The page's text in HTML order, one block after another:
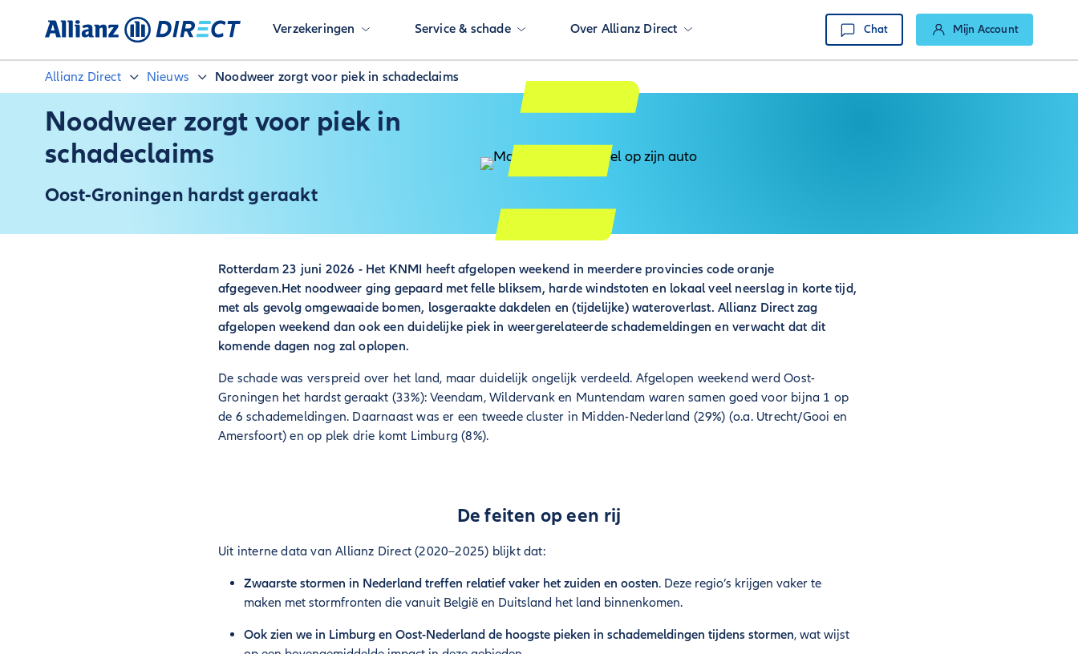
Verzekeringen Service & schade Over Allianz Direct Chat Mijn Account
Allianz Direct Nieuws Noodweer zorgt voor piek in schadeclaims
Noodweer zorgt voor piek in
schadeclaims
Oost-Groningen hardst geraakt
Rotterdam 23 juni 2026 - Het KNMI heeft afgelopen weekend in meerdere provincies code oranje
afgegeven.Het noodweer ging gepaard met felle bliksem, harde windstoten en lokaal veel neerslag in korte tijd,
met als gevolg omgewaaide bomen, losgeraakte dakdelen en (tijdelijke) wateroverlast. Allianz Direct zag
afgelopen weekend dan ook een duidelijke piek in weergerelateerde schademeldingen en verwacht dat dit
komende dagen nog zal oplopen.
De schade was verspreid over het land, maar duidelijk ongelijk verdeeld. Afgelopen weekend werd Oost-
Groningen het hardst geraakt (33%): Veendam, Wildervank en Muntendam waren samen goed voor bijna 1 op
de 6 schademeldingen. Daarnaast was er een tweede cluster in Midden-Nederland (29%) (o.a. Utrecht/Gooi en
Amersfoort) en op plek drie komt Limburg (8%).
De feiten op een rij
Uit interne data van Allianz Direct (2020–2025) blijkt dat:
Zwaarste stormen in Nederland treffen relatief vaker het zuiden en oosten. Deze regio’s krijgen vaker te
maken met stormfronten die vanuit België en Duitsland het land binnenkomen.
Ook zien we in Limburg en Oost-Nederland de hoogste pieken in schademeldingen tijdens stormen, wat wijst